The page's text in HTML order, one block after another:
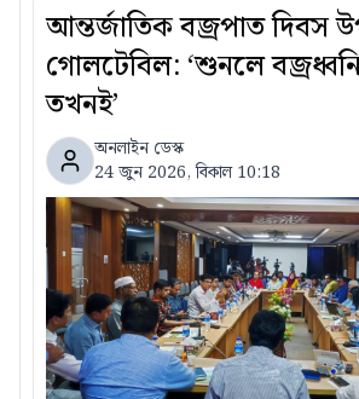
আন্তর্জাতিক বজ্রপাত দিবস
গোলটেবিল: ‘শুনলে
তখনই’
অনলাইন ডেস্ক
24 জুন 2026, বিকাল 10:18